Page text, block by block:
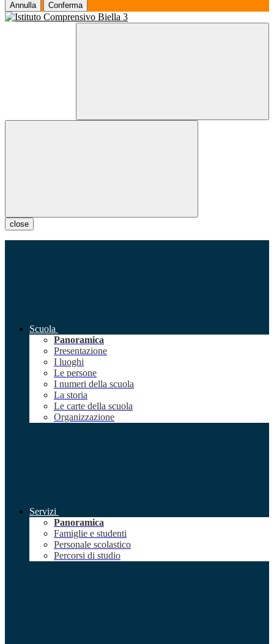
Annulla Conferma
close
Scuola
Panoramica
Presentazione
I luoghi
Le persone
I numeri della scuola
La storia
Le carte della scuola
Organizzazione
Servizi
Panoramica
Famiglie e studenti
Personale scolastico
Percorsi di studio